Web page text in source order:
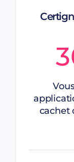
Vous pouvez
vos bulletins
tous vos
cachet